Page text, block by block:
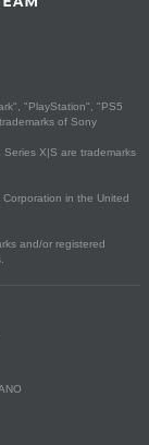
"PlayStation", "PS5
of Sony
X|S are trademarks
in the United
and/or registered